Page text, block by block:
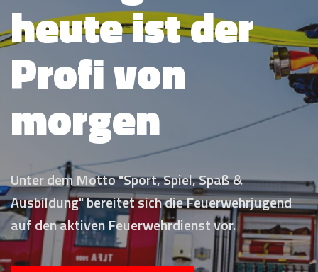
durchs Feuer
zu gehen?
Wir suchen dich! Beweise deine Stärke, rette
Leben und schütze deine Nachbarschaft.